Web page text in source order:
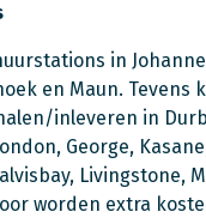
in
en Maun. Tevens
inleveren in
George,
Livingstone,
worden extra